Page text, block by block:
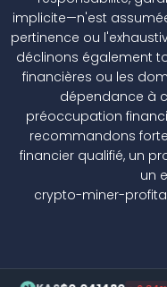
implicite—n'est
pertinence ou
déclinons également
financières ou les
dépendance à
préoccupation
recommandons
financier qualifié, un
un
crypto-miner-